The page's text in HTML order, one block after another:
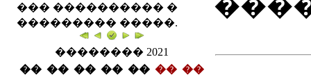
��� ���������� �
��������� �����.
�������� 2021
�� �� �� �� �� �� ��